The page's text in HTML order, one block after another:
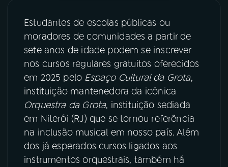
ÚLTIMAS
08 PRÊMIO RÁDIO MEC
ACOMPANHE A RÁDIO MEC
YouTube Facebook
Instagram X
Estudantes de escolas públicas ou
moradores de comunidades a partir de
sete anos de idade podem se inscrever
nos cursos regulares gratuitos oferecidos
em 2025 pelo Espaço Cultural da Grota,
instituição mantenedora da icônica
Orquestra da Grota, instituição sediada
em Niterói (RJ) que se tornou referência
na inclusão musical em nosso país. Além
dos já esperados cursos ligados aos
instrumentos orquestrais, também há